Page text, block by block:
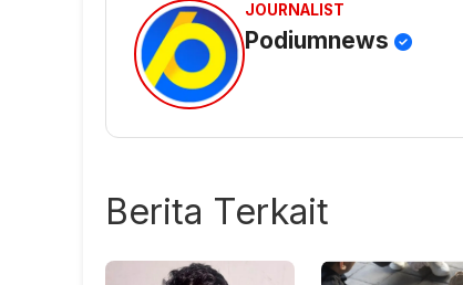
JOURNALIST
Podiumnews
Berita Terkait